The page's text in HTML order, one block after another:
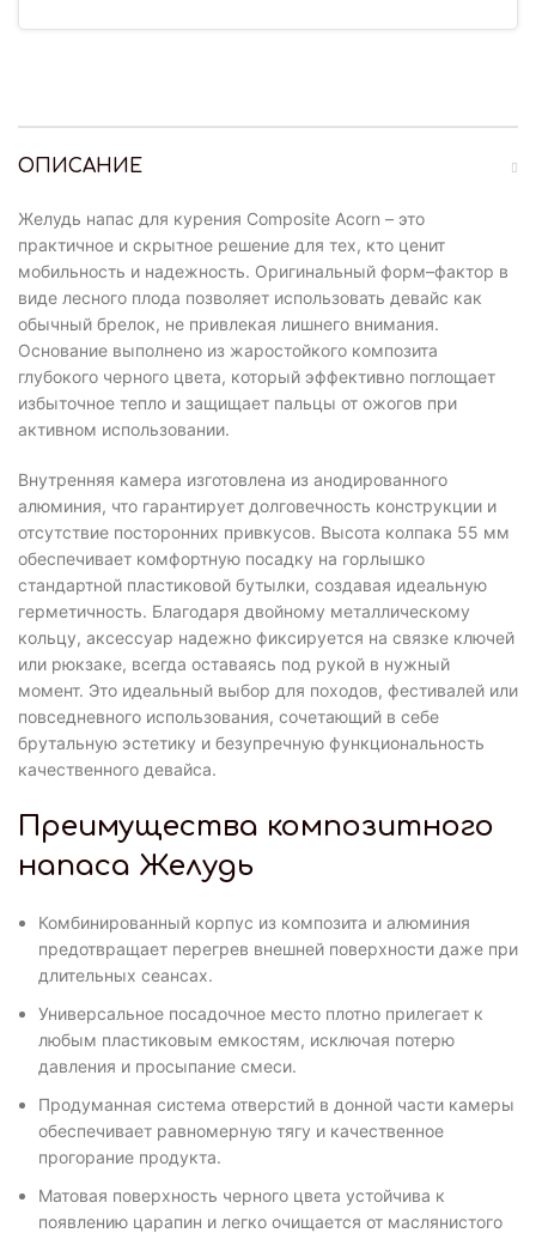
ОПИСАНИЕ
Желудь напас для курения Composite Acorn – это
практичное и скрытное решение для тех, кто ценит
мобильность и надежность. Оригинальный форм–фактор в
виде лесного плода позволяет использовать девайс как
обычный брелок, не привлекая лишнего внимания.
Основание выполнено из жаростойкого композита
глубокого черного цвета, который эффективно поглощает
избыточное тепло и защищает пальцы от ожогов при
активном использовании.
Внутренняя камера изготовлена из анодированного
алюминия, что гарантирует долговечность конструкции и
отсутствие посторонних привкусов. Высота колпака 55 мм
обеспечивает комфортную посадку на горлышко
стандартной пластиковой бутылки, создавая идеальную
герметичность. Благодаря двойному металлическому
кольцу, аксессуар надежно фиксируется на связке ключей
или рюкзаке, всегда оставаясь под рукой в нужный
момент. Это идеальный выбор для походов, фестивалей или
повседневного использования, сочетающий в себе
брутальную эстетику и безупречную функциональность
качественного девайса.
Преимущества композитного
напаса Желудь
Комбинированный корпус из композита и алюминия
предотвращает перегрев внешней поверхности даже при
длительных сеансах.
Универсальное посадочное место плотно прилегает к
любым пластиковым емкостям, исключая потерю
давления и просыпание смеси.
Продуманная система отверстий в донной части камеры
обеспечивает равномерную тягу и качественное
прогорание продукта.
Матовая поверхность черного цвета устойчива к
появлению царапин и легко очищается от маслянистого